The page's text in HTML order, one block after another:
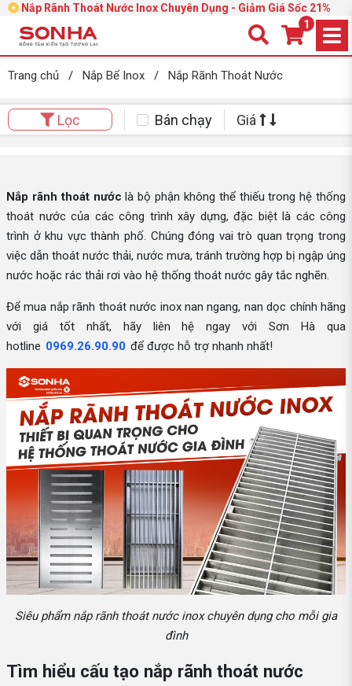
Nắp Rãnh Thoát Nước Inox Chuyên Dụng - Giảm Giá Sốc 21%
1
Trang chủ / Nắp Bể Inox / Nắp Rãnh Thoát Nước
Lọc Bán chạy Giá
Nắp rãnh thoát nước là bộ phận không thể thiếu trong hệ thống
thoát nước của các công trình xây dựng, đặc biệt là các công
trình ở khu vực thành phố. Chúng đóng vai trò quan trọng trong
việc dẫn thoát nước thải, nước mưa, tránh trường hợp bị ngập úng
nước hoặc rác thải rơi vào hệ thống thoát nước gây tắc nghẽn.
Để mua nắp rãnh thoát nước inox nan ngang, nan dọc chính hãng
với giá tốt nhất, hãy liên hệ ngay với Sơn Hà qua
hotline 0969.26.90.90 để được hỗ trợ nhanh nhất!
Siêu phẩm nắp rãnh thoát nước inox chuyên dụng cho mỗi gia
đình
Tìm hiểu cấu tạo nắp rãnh thoát nước